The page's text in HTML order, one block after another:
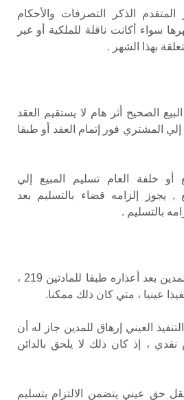
المتقدم الذكر التصرفات والأحكام
سواء أكانت ناقلة للملكية أو غير
بهذا الشهر .
الصحيح أثر هام لا يستقيم العقد
إلي المشتري فور إتمام العقد أو طبقا
خلفة العام تسليم المبيع إلي
, يجوز إلزامه قضاء بالتسليم بعد
بالتسليم .
مادة 203م – (1) يجبر المدين بعد أعذاره طبقا للمادتين 219 ،
العيني إرهاق للمدين جاز له أن
، إذ كان ذلك لا يلحق بالدائن
بنقل حق عيني يتضمن الالتزام بتسليم